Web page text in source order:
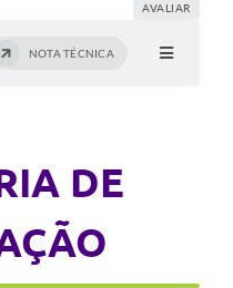
AVALIAR
NOTA TÉCNICA
DE